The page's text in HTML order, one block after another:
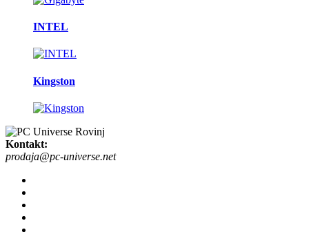
INTEL
Kingston
Kontakt:
prodaja@pc-universe.net